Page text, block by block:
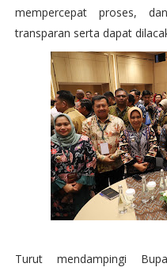
mempercepat proses,
transparan serta dapat
Turut mendampingi